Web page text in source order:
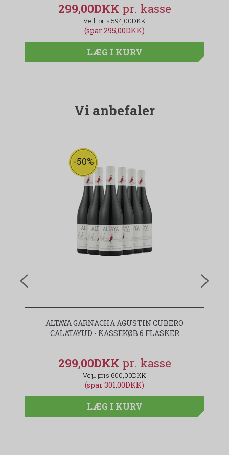
299,00DKK
594,00DKK
(spar 295,00DKK)
LÆG I KURV
Vi anbefaler
-50%
ALTAYA GARNACHA AGUSTIN CUBERO
CALATAYUD - KASSEKØB 6 FLASKER
299,00DKK
600,00DKK
(spar 301,00DKK)
LÆG I KURV